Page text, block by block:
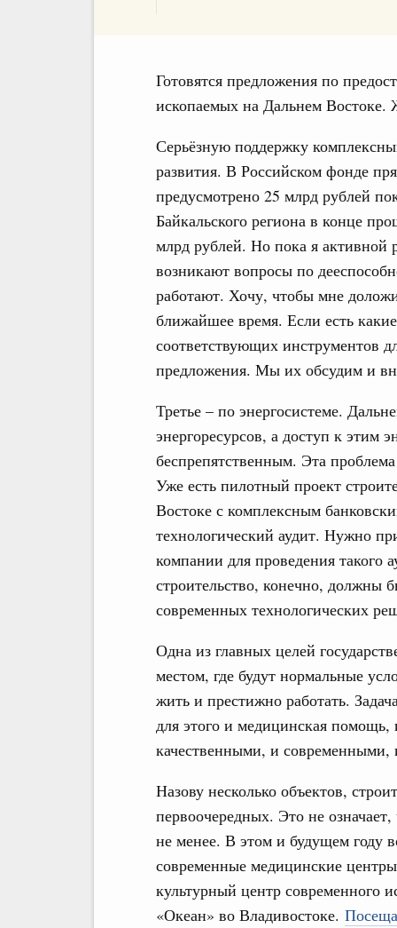
Готовятся предложения по
ископаемых на Дальнем Востоке.
Серьёзную поддержку
развития. В Российском фонде
предусмотрено 25 млрд рублей
Байкальского региона в конце
млрд рублей. Но пока я активной
возникают вопросы по
работают. Хочу, чтобы мне
ближайшее время. Если есть
соответствующих инструментов
предложения. Мы их обсудим и
Третье – по энергосистеме.
энергоресурсов, а доступ к этим
беспрепятственным. Эта
Уже есть пилотный проект
Востоке с комплексным
технологический аудит. Нужно
компании для проведения такого
строительство, конечно, должны
современных технологических
Одна из главных целей
местом, где будут нормальные
жить и престижно работать.
для этого и медицинская
качественными, и
Назову несколько объектов,
первоочередных. Это не
не менее. В этом и будущем году
современные медицинские
культурный центр современного
«Океан» во Владивостоке.